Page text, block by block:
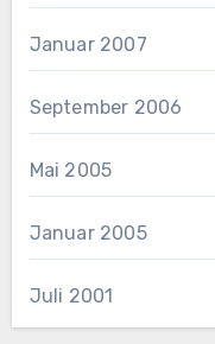
Januar 2007
September 2006
Mai 2005
Januar 2005
Juli 2001